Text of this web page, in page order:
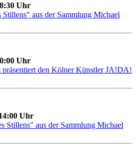
Uhr
aus der Sammlung Michael
Uhr
präsentiert den Kölner Künstler JA!DA!
Uhr
Stillens" aus der Sammlung Michael